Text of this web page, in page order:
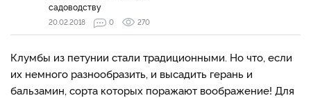
садоводству
20.02.2018 0 270
Клумбы из петунии стали традиционными. Но что, если
их немного разнообразить, и высадить герань и
бальзамин, сорта которых поражают воображение! Для